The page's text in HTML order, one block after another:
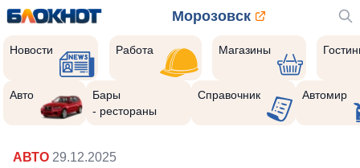
Морозовск
Новости Работа Магазины
Авто
Бары
- рестораны
Справочник Автомир
АВТО 29.12.2025